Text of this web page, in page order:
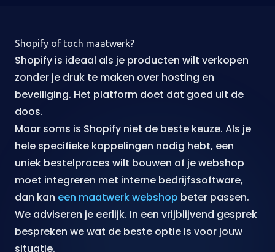
Shopify of toch maatwerk?
Shopify is ideaal als je producten wilt verkopen
zonder je druk te maken over hosting en
beveiliging. Het platform doet dat goed uit de
doos.
Maar soms is Shopify niet de beste keuze. Als je
hele specifieke koppelingen nodig hebt, een
uniek bestelproces wilt bouwen of je webshop
moet integreren met interne bedrijfssoftware,
dan kan een maatwerk webshop beter passen.
We adviseren je eerlijk. In een vrijblijvend gesprek
bespreken we wat de beste optie is voor jouw
situatie.